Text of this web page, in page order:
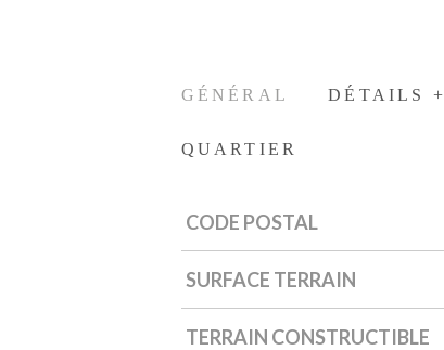
GÉNÉRAL DÉTAILS +
QUARTIER
Caractérisque Valeurs
CODE POSTAL
SURFACE TERRAIN
TERRAIN CONSTRUCTIBLE